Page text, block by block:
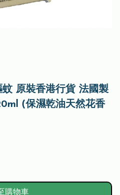
原裝香港行貨 法國製
(保濕乾油天然花香
購物車